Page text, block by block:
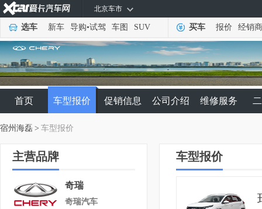
北京车市
选车 新车 导购•试驾 车图 SUV 买车 报价 经销商
首页 车型报价 促销信息 公司介绍 维修服务
宿州海磊 > 车型报价
主营品牌
奇瑞
奇瑞汽车
车型报价